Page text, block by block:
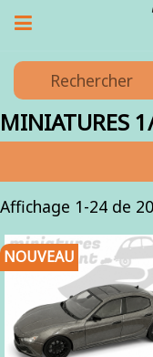
MINIATURES
Affichage 1-24 de
NOUVEAU